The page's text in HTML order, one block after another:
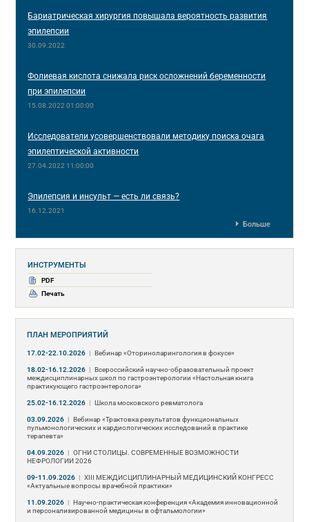
Бариатрическая хирургия повышала вероятность развития
эпилепсии
30.09.2022
Фолиевая кислота снижала риск осложнений беременности
при эпилепсии
15.08.2022 01:00:00
Исследователи усовершенствовали методику поиска очага
эпилептической активности
27.04.2022 11:00:00
Эпилепсия и инсульт — есть ли связь?
16.12.2021
Больше
ИНСТРУМЕНТЫ
PDF
Печать
ПЛАН МЕРОПРИЯТИЙ
17.02-22.10.2026 | Вебинар «Оториноларингология в фокусе»
18.02-16.12.2026 | Всероссийский научно-образовательный проект
междисциплинарных школ по гастроэнтерологии «Настольная книга
практикующего гастроэнтеролога»
25.02-16.12.2026 | Школа московского ревматолога
03.09.2026 | Вебинар «Трактовка результатов функциональных
пульмонологических и кардиологических исследований в практике
терапевта»
04.09.2026 | ОГНИ СТОЛИЦЫ. СОВРЕМЕННЫЕ ВОЗМОЖНОСТИ
НЕФРОЛОГИИ 2026
09-11.09.2026 | ХIII МЕЖДИСЦИПЛИНАРНЫЙ МЕДИЦИНСКИЙ КОНГРЕСС
«Актуальные вопросы врачебной практики»
11.09.2026 | Научно-практическая конференция «Академия инновационной
и персонализированной медицины в офтальмологии»